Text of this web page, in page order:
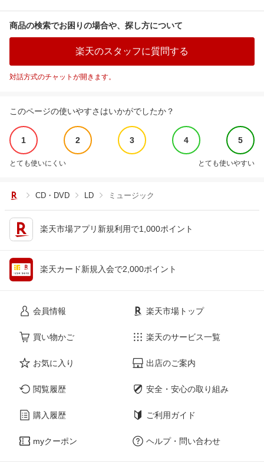
商品の検索でお困りの場合や、探し方について
楽天のスタッフに質問する
対話方式のチャットが開きます。
このページの使いやすさはいかがでしたか？
1 2 3 4 5
とても使いにくい とても使いやすい
CD・DVD LD ミュージック
楽天市場アプリ新規利用で1,000ポイント
楽天カード新規入会で2,000ポイント
会員情報
買い物かご
お気に入り
閲覧履歴
購入履歴
myクーポン
楽天市場トップ
楽天のサービス一覧
出店のご案内
安全・安心の取り組み
ご利用ガイド
ヘルプ・問い合わせ